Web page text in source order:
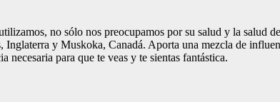
no sólo nos preocupamos por su salud y la salud
y Muskoka, Canadá. Aporta una mezcla de
para que te veas y te sientas fantástica.